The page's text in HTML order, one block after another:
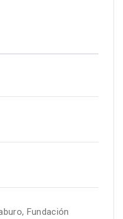
Fundación